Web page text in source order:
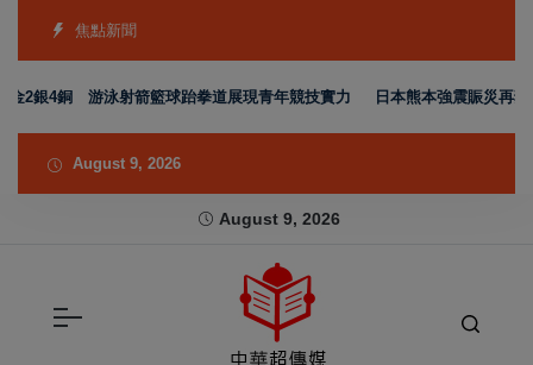
焦點新聞
4銅 游泳射箭籃球跆拳道展現青年競技實力 日本熊本強震賑災再獲支持
August 9, 2026
August 9, 2026